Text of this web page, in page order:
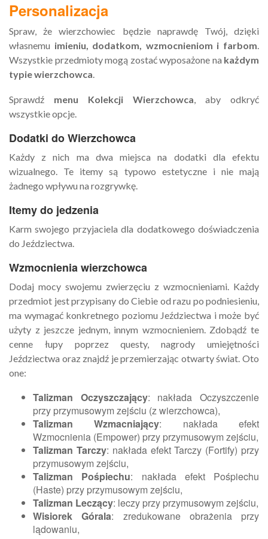
Personalizacja
Spraw, że wierzchowiec będzie naprawdę Twój, dzięki
własnemu imieniu, dodatkom, wzmocnieniom i farbom.
Wszystkie przedmioty mogą zostać wyposażone na każdym
typie wierzchowca.
Sprawdź menu Kolekcji Wierzchowca, aby odkryć
wszystkie opcje.
Dodatki do Wierzchowca
Każdy z nich ma dwa miejsca na dodatki dla efektu
wizualnego. Te itemy są typowo estetyczne i nie mają
żadnego wpływu na rozgrywkę.
Itemy do jedzenia
Karm swojego przyjaciela dla dodatkowego doświadczenia
do Jeździectwa.
Wzmocnienia wierzchowca
Dodaj mocy swojemu zwierzęciu z wzmocnieniami. Każdy
przedmiot jest przypisany do Ciebie od razu po podniesieniu,
ma wymagać konkretnego poziomu Jeździectwa i może być
użyty z jeszcze jednym, innym wzmocnieniem. Zdobądź te
cenne łupy poprzez questy, nagrody umiejętności
Jeździectwa oraz znajdź je przemierzając otwarty świat. Oto
one:
Talizman Oczyszczający: nakłada Oczyszczenie
przy przymusowym zejściu (z wierzchowca),
Talizman Wzmacniający: nakłada efekt
Wzmocnienia (Empower) przy przymusowym zejściu,
Talizman Tarczy: nakłada efekt Tarczy (Fortify) przy
przymusowym zejściu,
Talizman Pośpiechu: nakłada efekt Pośpiechu
(Haste) przy przymusowym zejściu,
Talizman Leczący: leczy przy przymusowym zejściu,
Wisiorek Górala: zredukowane obrażenia przy
lądowaniu,